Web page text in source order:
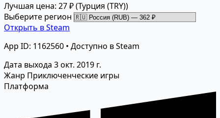
Лучшая цена: 27 ₽(Турция (TRY))
Выберите регион
Открыть в Steam
App ID: 1162560 • Доступно в Steam
Дата выхода 3 окт. 2019 г.
Жанр Приключенческие игры
Платформа